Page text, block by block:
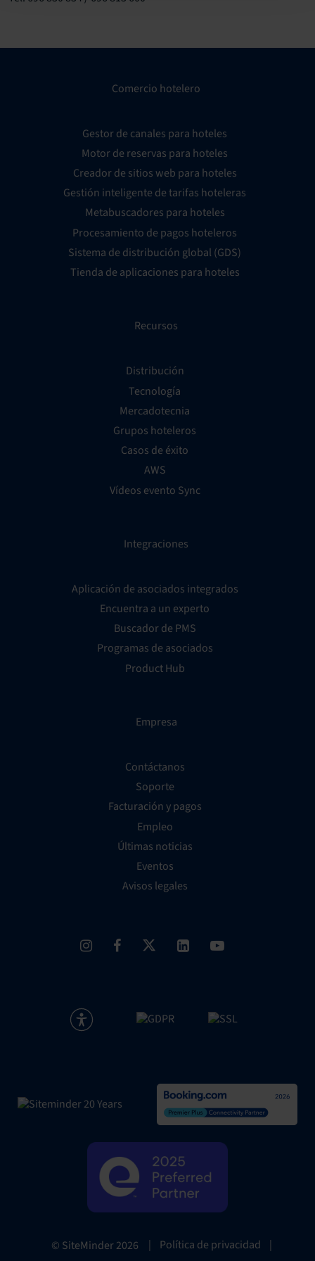
Comercio hotelero
Gestor de canales para hoteles
Motor de reservas para hoteles
Creador de sitios web para hoteles
Gestión inteligente de tarifas hoteleras
Metabuscadores para hoteles
Procesamiento de pagos hoteleros
Sistema de distribución global (GDS)
Tienda de aplicaciones para hoteles
Recursos
Distribución
Tecnología
Mercadotecnia
Grupos hoteleros
Casos de éxito
AWS
Vídeos evento Sync
Integraciones
Aplicación de asociados integrados
Encuentra a un experto
Buscador de PMS
Programas de asociados
Product Hub
Empresa
Contáctanos
Soporte
Facturación y pagos
Empleo
Últimas noticias
Eventos
Avisos legales
© SiteMinder2026 | Política de privacidad |